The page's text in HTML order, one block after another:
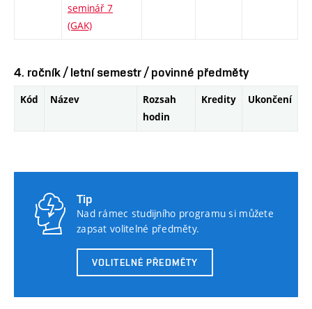
seminář 7
(GAK)
4. ročník / letní semestr / povinné předměty
Kód Název
Rozsah
hodin
Kredity Ukončení
Tip
Nad rámec studijního programu si můžete
zapsat volitelné předměty.
VOLITELNÉ PŘEDMĚTY